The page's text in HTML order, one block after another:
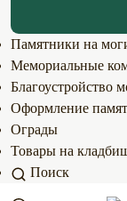
Памятники на
Мемориальные
Благоустройство
Оформление
Ограды
Товары на
Поиск